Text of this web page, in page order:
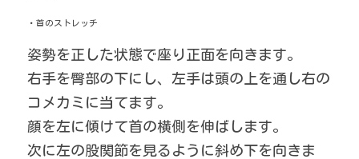
・首のストレッチ
姿勢を正した状態で座り正面を向きます。
右手を臀部の下にし、左手は頭の上を通し右の
コメカミに当てます。
顔を左に傾けて首の横側を伸ばします。
次に左の股関節を見るように斜め下を向きま